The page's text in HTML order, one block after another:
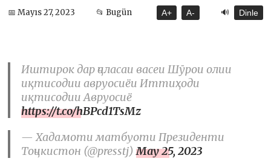
📅 Mayıs 27, 2023 📂 Bugün A+ A- 🔊 Dinle
Иштирок дар ҷаласаи васеи Шӯрои олии
иқтисодии авруосиёи Иттиҳоди
иқтисодии Авруосиё
https://t.co/hBPcd1TsMz
— Хадамоти матбуоти Президенти
Тоҷикистон (@presstj)May 25, 2023